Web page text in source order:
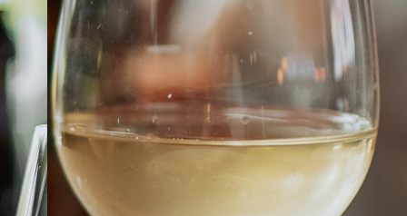
À PROPOS EMPLOIS BOUTIQUE
TRAITEUR ÉVÉNEMENTIEL NOUS JOINDRE
DONNER VOTRE OPINION